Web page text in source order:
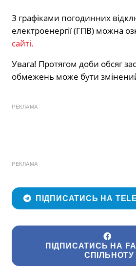
З графіками погодинних
електроенергії (ГПВ) можна
сайті.
Увага! Протягом доби обсяг
обмежень може бути
РЕКЛАМА
РЕКЛАМА
ПІДПИСАТИСЬ НА
ПІДПИСАТИСЬ НА
СПІЛЬНОТУ